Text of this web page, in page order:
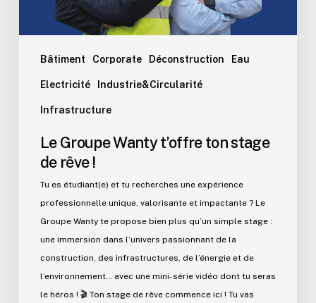
Bâtiment Corporate Déconstruction Eau
Electricité Industrie&Circularité
Infrastructure
Le Groupe Wanty t’offre ton stage
de rêve !
Tu es étudiant(e) et tu recherches une expérience
professionnelle unique, valorisante et impactante ? Le
Groupe Wanty te propose bien plus qu’un simple stage :
une immersion dans l’univers passionnant de la
construction, des infrastructures, de l’énergie et de
l’environnement… avec une mini-série vidéo dont tu seras
le héros ! 🎬 Ton stage de rêve commence ici ! Tu vas